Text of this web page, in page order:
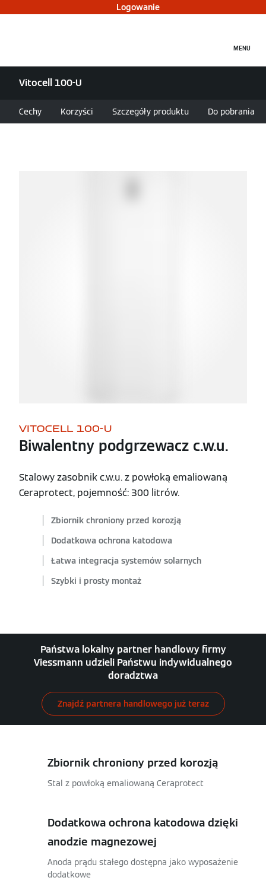
Logowanie
MENU
Vitocell 100-U
Cechy Korzyści Szczegóły produktu Do pobrania
VITOCELL 100-U
Biwalentny podgrzewacz c.w.u.
Stalowy zasobnik c.w.u. z powłoką emaliowaną
Ceraprotect, pojemność: 300 litrów.
Zbiornik chroniony przed korozją
Dodatkowa ochrona katodowa
Łatwa integracja systemów solarnych
Szybki i prosty montaż
Państwa lokalny partner handlowy firmy
Viessmann udzieli Państwu indywidualnego
doradztwa
Znajdź partnera handlowego już teraz
Zbiornik chroniony przed korozją
Stal z powłoką emaliowaną Ceraprotect
Dodatkowa ochrona katodowa dzięki
anodzie magnezowej
Anoda prądu stałego dostępna jako wyposażenie
dodatkowe